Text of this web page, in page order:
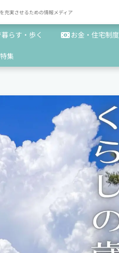
充実させるための情報メディア
らす・歩く お金・住宅制度
特集